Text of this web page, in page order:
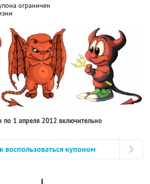
ограничен
по 1 апреля 2012 включительно
воспользоваться купоном